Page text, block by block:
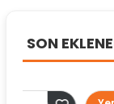
SON